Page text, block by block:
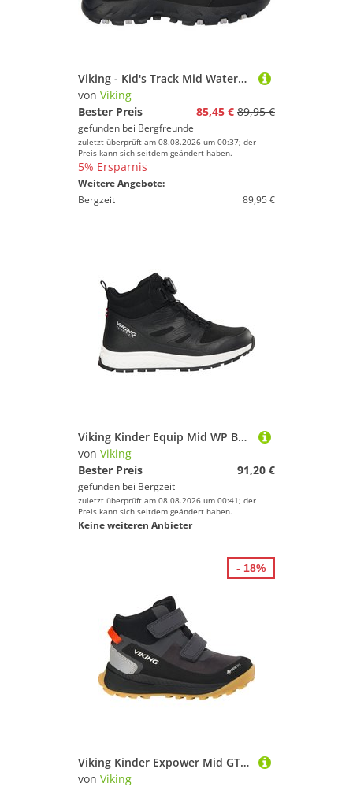
Viking - Kid's Track Mid Waterproof SL - Wanderschuhe Gr 41 schwarz
von Viking
Bester Preis
85,45 € 89,95 €
gefunden bei Bergfreunde
zuletzt überprüft am 08.08.2026 um 00:37; der
Preis kann sich seitdem geändert haben.
5% Ersparnis
Weitere Angebote:
Bergzeit
89,95 €
Viking Kinder Equip Mid WP Boa Schuhe
von Viking
Bester Preis
91,20 €
gefunden bei Bergzeit
zuletzt überprüft am 08.08.2026 um 00:41; der
Preis kann sich seitdem geändert haben.
Keine weiteren Anbieter
Viking Kinder Expower Mid GTX 2V Schuhe
von Viking
- 18%